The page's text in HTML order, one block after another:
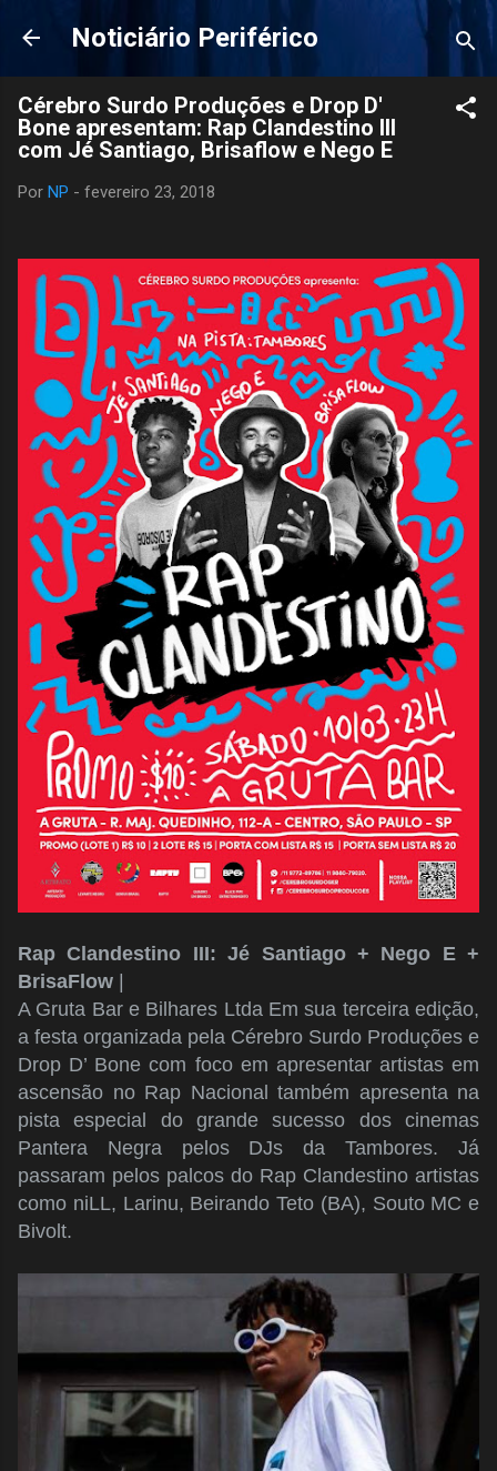
Pular para o conteúdo principal
Noticiário Periférico
Cérebro Surdo Produções e Drop D'
Bone apresentam: Rap Clandestino III
com Jé Santiago, Brisaflow e Nego E
Por NP - fevereiro 23, 2018
Rap Clandestino III: Jé Santiago + Nego E +
BrisaFlow |
A Gruta Bar e Bilhares Ltda Em sua terceira edição,
a festa organizada pela Cérebro Surdo Produções e
Drop D’ Bone com foco em apresentar artistas em
ascensão no Rap Nacional também apresenta na
pista especial do grande sucesso dos cinemas
Pantera Negra pelos DJs da Tambores. Já
passaram pelos palcos do Rap Clandestino artistas
como niLL, Larinu, Beirando Teto (BA), Souto MC e
Bivolt.